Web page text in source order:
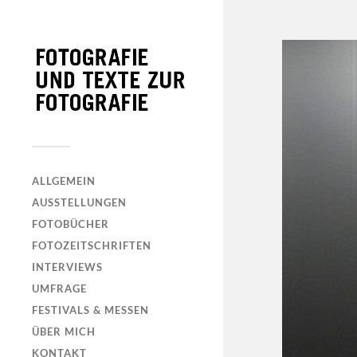
ALLGEMEIN
AUSSTELLUNGEN
FOTOBÜCHER
FOTOZEITSCHRIFTEN
INTERVIEWS
UMFRAGE
FESTIVALS & MESSEN
ÜBER MICH
KONTAKT